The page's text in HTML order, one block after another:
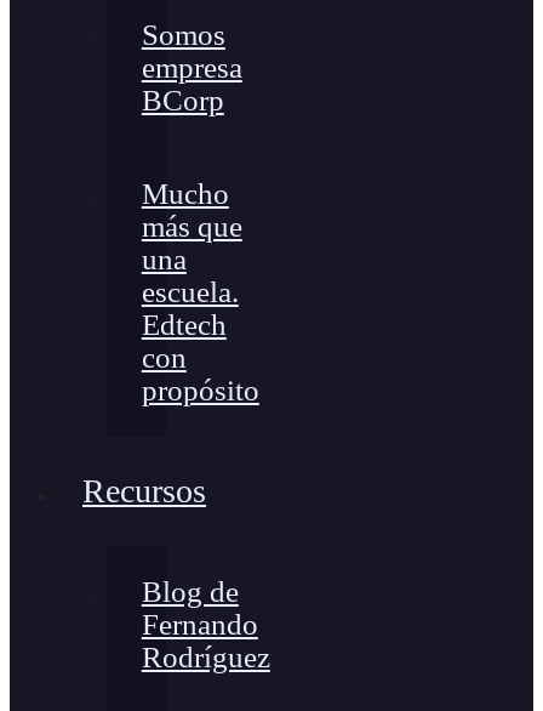
Somos
empresa
BCorp
Mucho
más que
una
escuela.
Edtech
con
propósito
Recursos
Blog de
Fernando
Rodríguez